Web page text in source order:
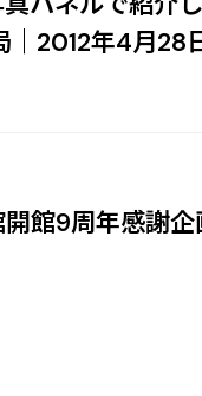
2012年4月28
館9周年感謝